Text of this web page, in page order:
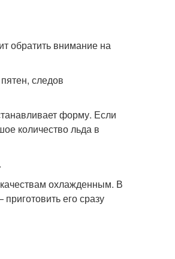
обратить внимание на
следов
форму. Если
количество льда в
охлажденным. В
его сразу